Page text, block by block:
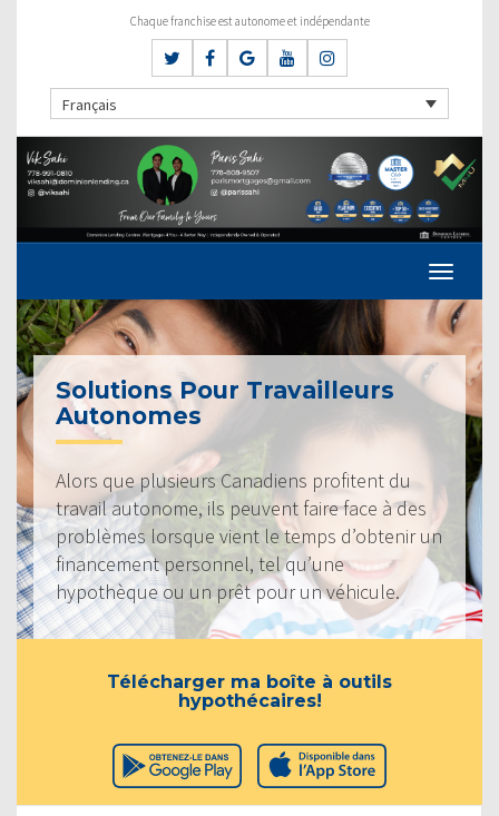
Chaque franchise est autonome et indépendante
Français
Solutions Pour Travailleurs
Autonomes
Alors que plusieurs Canadiens profitent du
travail autonome, ils peuvent faire face à des
problèmes lorsque vient le temps d’obtenir un
financement personnel, tel qu’une
hypothèque ou un prêt pour un véhicule.
Télécharger ma boîte à outils
hypothécaires!